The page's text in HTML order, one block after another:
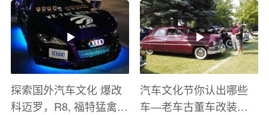
探索国外汽车文化 爆改
科迈罗，R8, 福特猛禽
汽车文化节你认出哪些
车—老车古董车改装车